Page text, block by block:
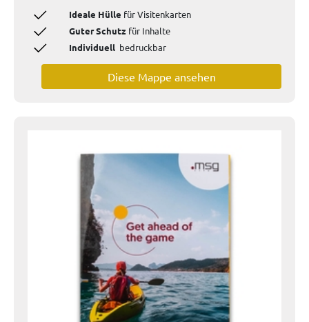
Ideale Hülle für Visitenkarten
Guter Schutz für Inhalte
Individuell bedruckbar
Diese Mappe ansehen